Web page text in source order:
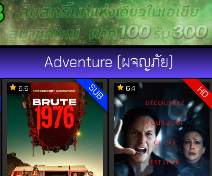
Adventure (ผจญภัย)
SUB
6.6 HD
6.4